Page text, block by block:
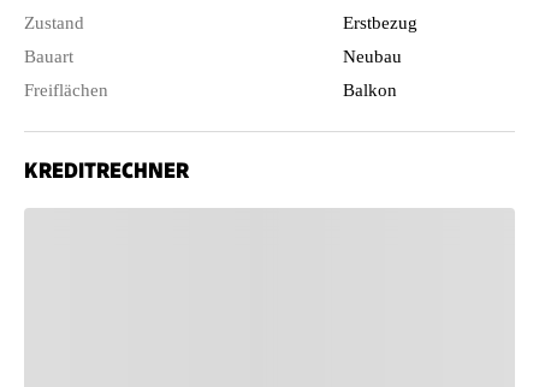
Zustand
Erstbezug
Bauart
Neubau
Freiflächen
Balkon
KREDITRECHNER